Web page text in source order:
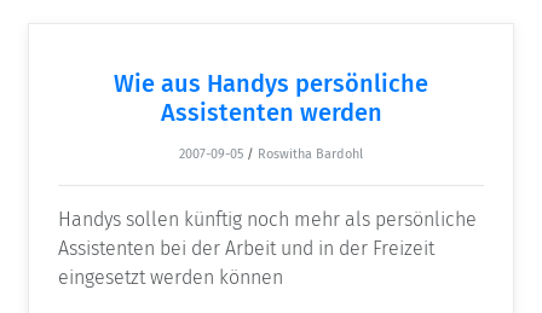
Wie aus Handys persönliche
Assistenten werden
2007-09-05 / Roswitha Bardohl
Handys sollen künftig noch mehr als persönliche
Assistenten bei der Arbeit und in der Freizeit
eingesetzt werden können